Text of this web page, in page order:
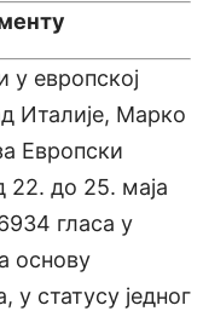
у европској
Италије, Марко
Европски
22. до 25. маја
гласа у
основу
у статусу једног